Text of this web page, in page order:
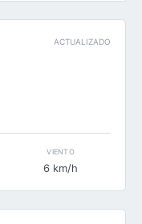
ACTUALIZADO
VIENTO
6 km/h